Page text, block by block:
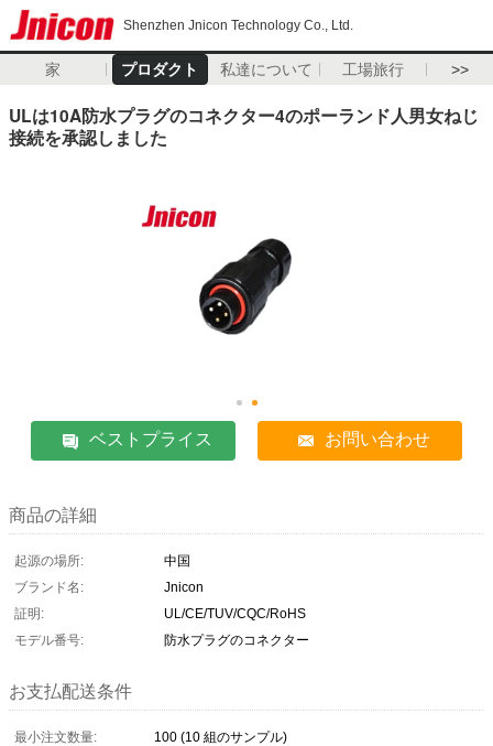
Shenzhen Jnicon Technology Co., Ltd.
家 プロダクト 私達について 工場旅行 >>
ULは10A防水プラグのコネクター4のポーランド人男女ねじ
接続を承認しました
ベストプライス お問い合わせ
商品の詳細
起源の場所:
中国
ブランド名:
Jnicon
証明:
UL/CE/TUV/CQC/RoHS
モデル番号:
防水プラグのコネクター
お支払配送条件
最小注文数量:
100 (10 組のサンプル)